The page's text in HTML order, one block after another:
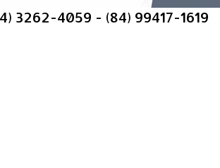
3262-4059 - (84) 99417-1619